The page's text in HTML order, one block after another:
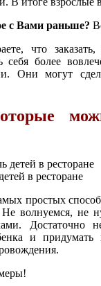
с Вами раньше?
что
себя более
Они могут
в ресторане
простых
Не волнуемся, не
Достаточно
и